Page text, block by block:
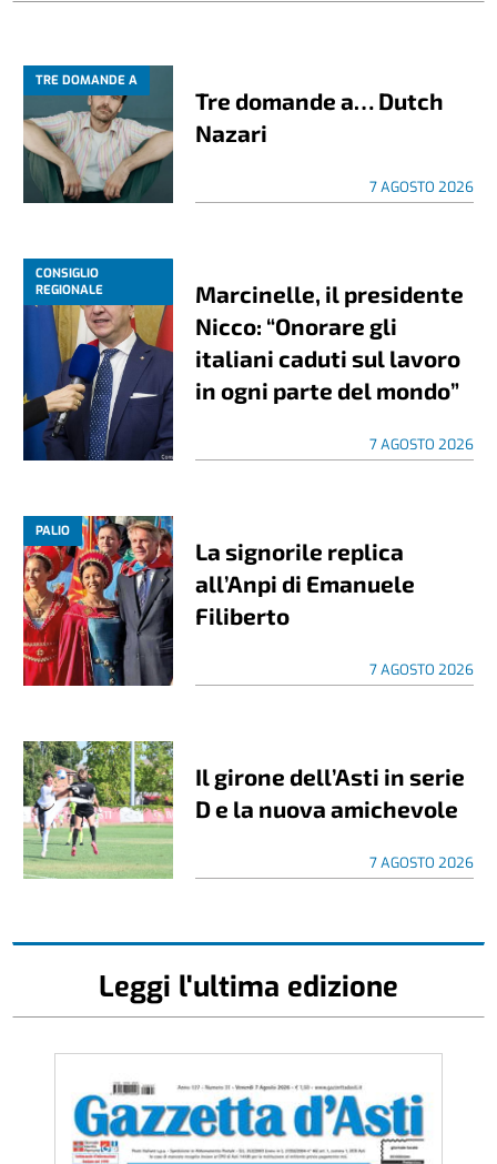
TRE DOMANDE A
Tre domande a… Dutch
Nazari
7 AGOSTO 2026
CONSIGLIO
REGIONALE
Marcinelle, il presidente
Nicco: “Onorare gli
italiani caduti sul lavoro
in ogni parte del mondo”
7 AGOSTO 2026
PALIO
La signorile replica
all’Anpi di Emanuele
Filiberto
7 AGOSTO 2026
Il girone dell’Asti in serie
D e la nuova amichevole
7 AGOSTO 2026
Leggi l'ultima edizione